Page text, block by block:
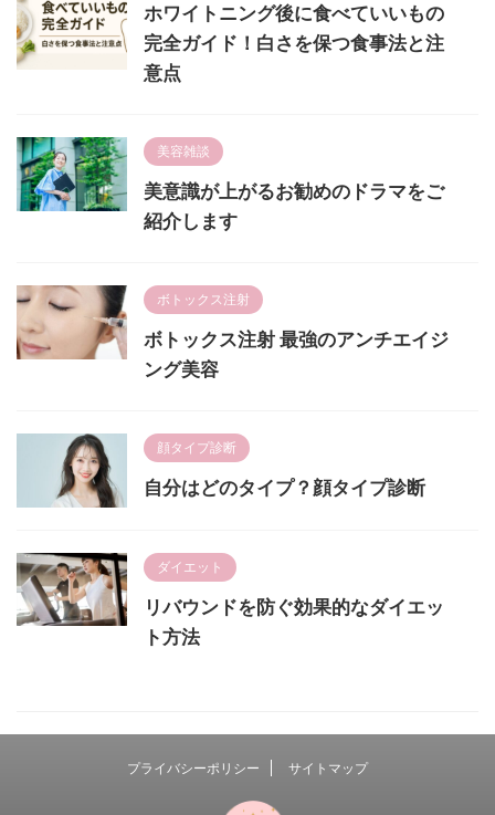
ホワイトニング後に食べていいもの
完全ガイド！白さを保つ食事法と注
意点
美容雑談
美意識が上がるお勧めのドラマをご
紹介します
ボトックス注射
ボトックス注射 最強のアンチエイジ
ング美容
顔タイプ診断
自分はどのタイプ？顔タイプ診断
ダイエット
リバウンドを防ぐ効果的なダイエッ
ト方法
プライバシーポリシー サイトマップ